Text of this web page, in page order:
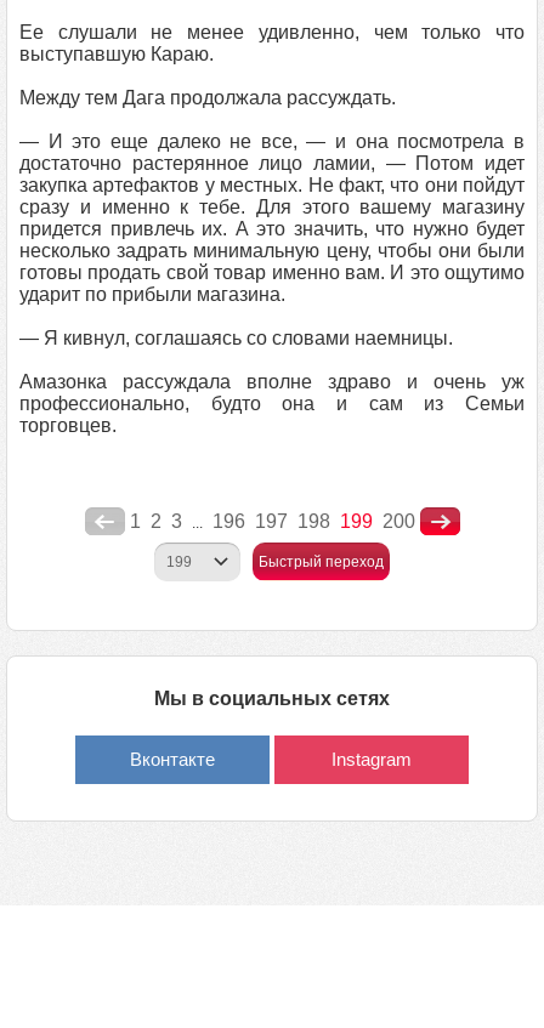
Ее слушали не менее удивленно, чем только что
выступавшую Караю.
Между тем Дага продолжала рассуждать.
— И это еще далеко не все, — и она посмотрела в
достаточно растерянное лицо ламии, — Потом идет
закупка артефактов у местных. Не факт, что они пойдут
сразу и именно к тебе. Для этого вашему магазину
придется привлечь их. А это значить, что нужно будет
несколько задрать минимальную цену, чтобы они были
готовы продать свой товар именно вам. И это ощутимо
ударит по прибыли магазина.
— Я кивнул, соглашаясь со словами наемницы.
Амазонка рассуждала вполне здраво и очень уж
профессионально, будто она и сам из Семьи
торговцев.
1 2 3 ... 196 197 198 199 200
Быстрый переход
Мы в социальных сетях
Вконтакте Instagram